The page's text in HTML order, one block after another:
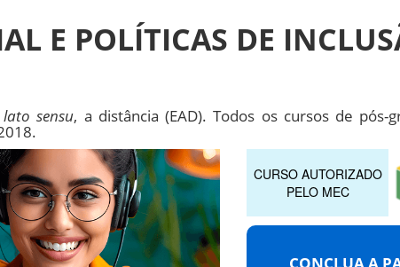
E POLÍTICAS DE
lato sensu, a distância (EAD). Todos os cursos de pós-
CURSO AUTORIZADO
PELO MEC